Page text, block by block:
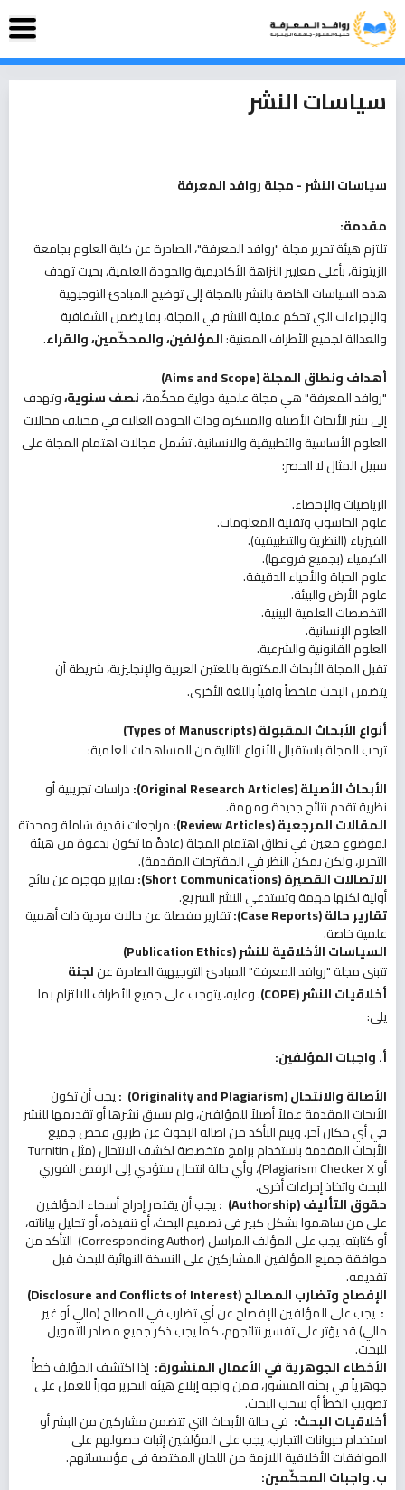
سياسات النشر
سياسات النشر - مجلة روافد المعرفة
مقدمة:
تلتزم هيئة تحرير مجلة "روافد المعرفة"، الصادرة عن كلية العلوم بجامعة
الزيتونة، بأعلى معايير النزاهة الأكاديمية والجودة العلمية، بحيث تهدف
هذه السياسات الخاصة بالنشر بالمجلة إلى توضيح المبادئ التوجيهية
والإجراءات التي تحكم عملية النشر في المجلة، بما يضمن الشفافية
والعدالة لجميع الأطراف المعنية:المؤلفين، والمحكّمين، والقراء.
أهداف ونطاق المجلة(Aims and Scope)
"روافد المعرفة" هي مجلة علمية دولية محكّمة،نصف سنوية،وتهدف
إلى نشر الأبحاث الأصيلة والمبتكرة وذات الجودة العالية في مختلف مجالات
العلوم الأساسية والتطبيقية والانسانية. تشمل مجالات اهتمام المجلة على
سبيل المثال لا الحصر:
الرياضيات والإحصاء.
علوم الحاسوب وتقنية المعلومات.
الفيزياء (النظرية والتطبيقية).
الكيمياء (بجميع فروعها).
علوم الحياة والأحياء الدقيقة.
علوم الأرض والبيئة.
التخصصات العلمية البينية.
العلوم الإنسانية.
العلوم القانونية والشرعية.
تقبل المجلة الأبحاث المكتوبة باللغتين العربية والإنجليزية، شريطة أن
يتضمن البحث ملخصاً وافياً باللغة الأخرى.
أنواع الأبحاث المقبولة(Types of Manuscripts)
ترحب المجلة باستقبال الأنواع التالية من المساهمات العلمية:
الأبحاث الأصيلة(Original Research Articles): دراسات تجريبية أو
نظرية تقدم نتائج جديدة ومهمة.
المقالات المرجعية(Review Articles): مراجعات نقدية شاملة ومحدثة
لموضوع معين في نطاق اهتمام المجلة (عادةً ما تكون بدعوة من هيئة
التحرير، ولكن يمكن النظر في المقترحات المقدمة).
الاتصالات القصيرة(Short Communications): تقارير موجزة عن نتائج
أولية لكنها مهمة وتستدعي النشر السريع.
تقارير حالة(Case Reports): تقارير مفصلة عن حالات فردية ذات أهمية
علمية خاصة.
السياسات الأخلاقية للنشر(Publication Ethics)
تتبنى مجلة "روافد المعرفة" المبادئ التوجيهية الصادرة عنلجنة
أخلاقيات النشر(COPE)
. وعليه، يتوجب على جميع الأطراف الالتزام بما
يلي:
أ. واجبات المؤلفين:
الأصالة والانتحال(Originality and Plagiarism)
:يجب أن تكون
الأبحاث المقدمة عملاً أصيلاً للمؤلفين، ولم يسبق نشرها أو تقديمها للنشر
في أي مكان آخر. ويتم التأكد من اصالة البحوث عن طريق فحص جميع
الأبحاث المقدمة باستخدام برامج متخصصة لكشف الانتحال (مثل Turnitin
أو Plagiarism Checker X)، وأي حالة انتحال ستؤدي إلى الرفض الفوري
للبحث واتخاذ إجراءات أخرى.
حقوق التأليف(Authorship)
:يجب أن يقتصر إدراج أسماء المؤلفين
على من ساهموا بشكل كبير في تصميم البحث، أو تنفيذه، أو تحليل بياناته،
أو كتابته. يجب على المؤلف المراسل (Corresponding Author) التأكد من
موافقة جميع المؤلفين المشاركين على النسخة النهائية للبحث قبل
تقديمه.
الإفصاح وتضارب المصالح(Disclosure and Conflicts of Interest)
: يجب على المؤلفين الإفصاح عن أي تضارب في المصالح (مالي أو غير
مالي) قد يؤثر على تفسير نتائجهم، كما يجب ذكر جميع مصادر التمويل
للبحث.
الأخطاء الجوهرية في الأعمال المنشورة: إذا اكتشف المؤلف خطأً
جوهرياً في بحثه المنشور، فمن واجبه إبلاغ هيئة التحرير فوراً للعمل على
تصويب الخطأ أو سحب البحث.
أخلاقيات البحث: في حالة الأبحاث التي تتضمن مشاركين من البشر أو
استخدام حيوانات التجارب، يجب على المؤلفين إثبات حصولهم على
الموافقات الأخلاقية اللازمة من اللجان المختصة في مؤسساتهم.
ب. واجبات المحكّمين: